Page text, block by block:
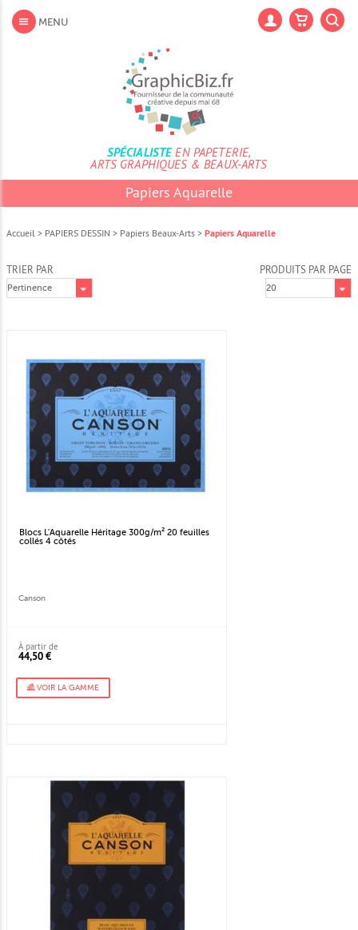
contenu
Aller
MENU
SPÉCIALISTEEN PAPETERIE,
ARTS GRAPHIQUES & BEAUX-ARTS
Papiers Aquarelle
Accueil > PAPIERS DESSIN > Papiers Beaux-Arts > Papiers Aquarelle
TRIER PAR PRODUITS PAR PAGE
Blocs L'Aquarelle Héritage 300g/m² 20 feuilles
collés 4 côtés
Canson
À partir de
44,50 €
VOIR LA GAMME